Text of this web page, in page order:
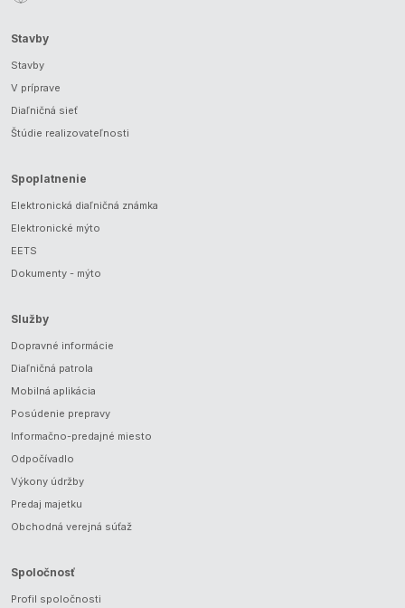
Stavby
Stavby
V príprave
Diaľničná sieť
Štúdie realizovateľnosti
Spoplatnenie
Elektronická diaľničná známka
Elektronické mýto
EETS
Dokumenty - mýto
Služby
Dopravné informácie
Diaľničná patrola
Mobilná aplikácia
Posúdenie prepravy
Informačno-predajné miesto
Odpočívadlo
Výkony údržby
Predaj majetku
Obchodná verejná súťaž
Spoločnosť
Profil spoločnosti